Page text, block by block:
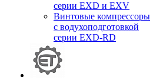
серии EXD и EXV
Винтовые компрессоры
с водухоподготовкой
серии EXD-RD